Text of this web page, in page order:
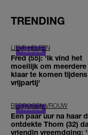
TRENDING
LIEVE HELEEN
Fred (55): 'Ik vind het
moeilijk om meerdere
klaar te komen
vrijpartij'
BEDROGEN VROUW
Een paar uur na haar
ontdekte Thom (32)
vriendin vreemdging: